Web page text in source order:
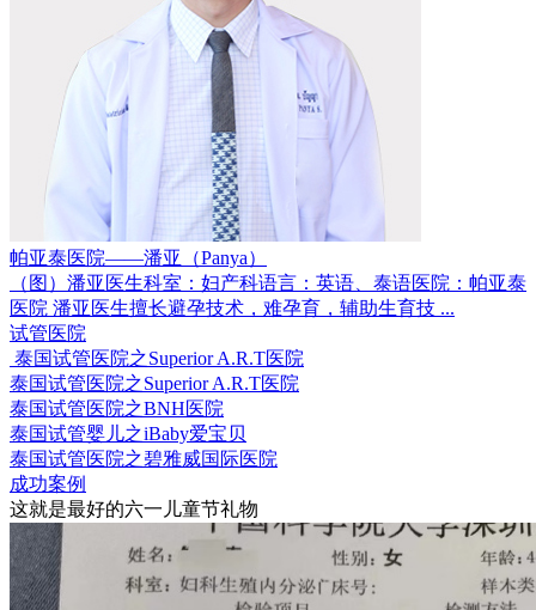
帕亚泰医院——潘亚（Panya）
（图）潘亚医生科室：妇产科语言：英语、泰语医院：帕亚泰
医院 潘亚医生擅长避孕技术，难孕育，辅助生育技 ...
试管医院
泰国试管医院之Superior A.R.T医院
泰国试管医院之Superior A.R.T医院
泰国试管医院之BNH医院
泰国试管婴儿之iBaby爱宝贝
泰国试管医院之碧雅威国际医院
成功案例
这就是最好的六一儿童节礼物